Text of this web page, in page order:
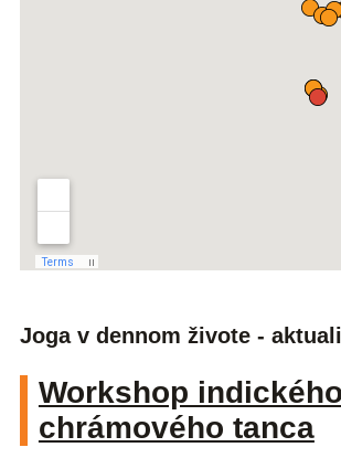
Joga v dennom živote -
Workshop indického
chrámového tanca